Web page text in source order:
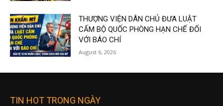
THƯỢNG VIỆN DÂN CHỦ ĐƯA LUẬT
CẤM BỘ QUỐC PHÒNG HẠN CHẾ ĐỐI
VỚI BÁO CHÍ
August 6, 2026
TIN HOT TRONG NGÀY